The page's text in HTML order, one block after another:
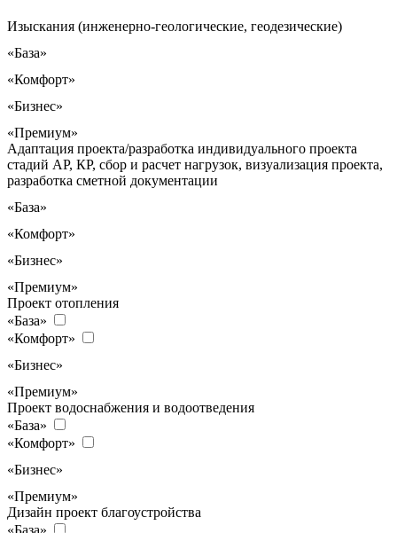
Изыскания (инженерно-геологические, геодезические)
«База»
«Комфорт»
«Бизнес»
«Премиум»
Адаптация проекта/разработка индивидуального проекта
стадий АР, КР, сбор и расчет нагрузок, визуализация проекта,
разработка сметной документации
«База»
«Комфорт»
«Бизнес»
«Премиум»
Проект отопления
«База»
«Комфорт»
«Бизнес»
«Премиум»
Проект водоснабжения и водоотведения
«База»
«Комфорт»
«Бизнес»
«Премиум»
Дизайн проект благоустройства
«База»